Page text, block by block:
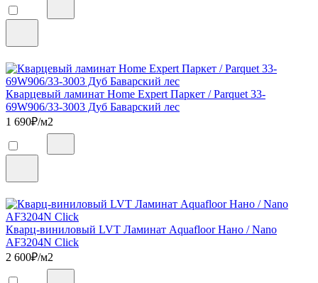
Кварцевый ламинат Home Expert Паркет / Parquet 33-
69W906/33-3003 Дуб Баварский лес
1 690₽/м2
Кварц-виниловый LVT Ламинат Aquafloor Нано / Nano
AF3204N Click
2 600₽/м2